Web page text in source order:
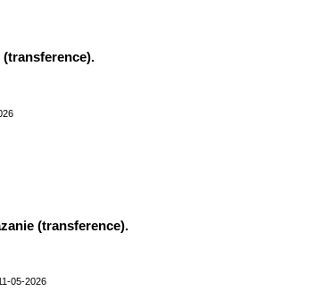
(transference).
(transference).
05-2026